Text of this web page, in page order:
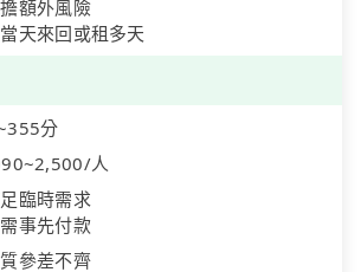
額外風險
天來回或租多天
分
人
臨時需求
事先付款
參差不齊